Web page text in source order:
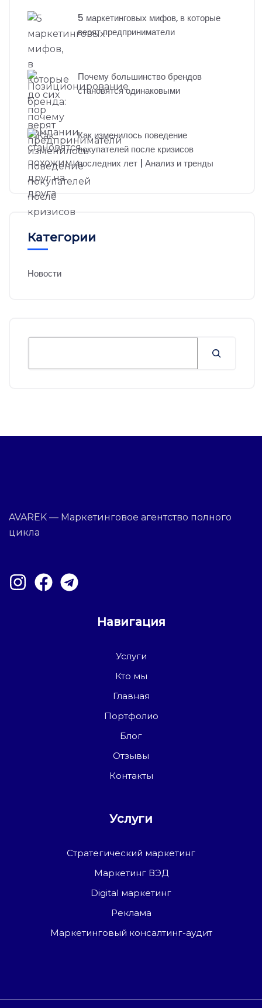
5 маркетинговых мифов, в которые
верят предприниматели
Почему большинство брендов
становятся одинаковыми
Как изменилось поведение
покупателей после кризисов
последних лет | Анализ и тренды
Категории
Новости
AVAREK — Маркетинговое агентство полного
цикла
Навигация
Услуги
Кто мы
Главная
Портфолио
Блог
Отзывы
Контакты
Услуги
Стратегический маркетинг
Маркетинг ВЭД
Digital маркетинг
Реклама
Маркетинговый консалтинг-аудит